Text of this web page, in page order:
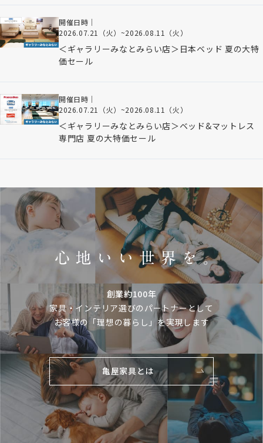
開催日時｜
2026.07.21（火） ~2026.08.11（火）
＜ギャラリーみなとみらい店＞日本ベッド 夏の大特
価セール
開催日時｜
2026.07.21（火） ~2026.08.11（火）
＜ギャラリーみなとみらい店＞ベッド&マットレス
専門店 夏の大特価セール
創業約100年
家具・インテリア選びのパートナーとして
お客様の「理想の暮らし」を実現します
亀屋家具とは